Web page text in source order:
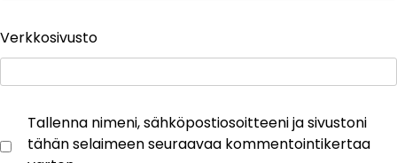
Verkkosivusto
Tallenna nimeni, sähköpostiosoitteeni ja sivustoni
tähän selaimeen seuraavaa kommentointikertaa